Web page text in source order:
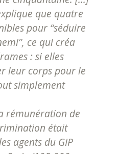
que quatre
pour “séduire
ce qui créa
: si elles
leur corps pour le
simplement
rémunération de
était
agents du GIP